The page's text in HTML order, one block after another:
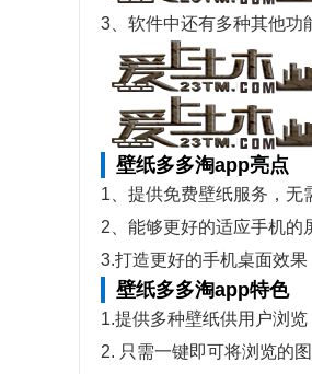
3、软件中还有多种其他功
壁纸多多淘app亮点
1、提供免费壁纸服务，无
2、能够更好的适应手机的
3.打造更好的手机桌面效
壁纸多多淘app特色
1.提供多种壁纸供用户浏
2. 只需一键即可将浏览的